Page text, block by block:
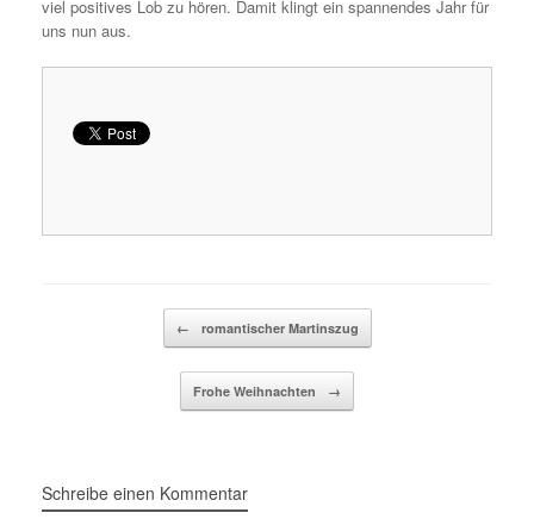
viel positives Lob zu hören. Damit klingt ein spannendes Jahr für
uns nun aus.
← romantischer Martinszug
Frohe Weihnachten →
Schreibe einen Kommentar